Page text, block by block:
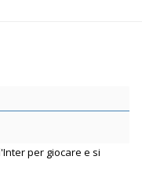
per giocare e si